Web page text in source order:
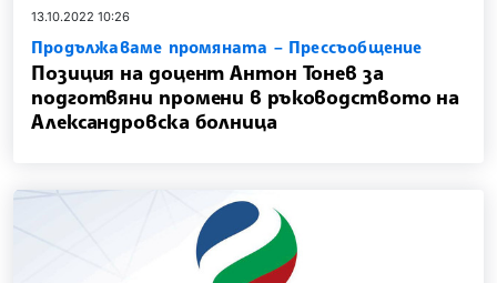
13.10.2022 10:26
Продължаваме промяната – Прессъобщение
Позиция на доцент Антон Тонев за
подготвяни промени в ръководството на
Александровска болница